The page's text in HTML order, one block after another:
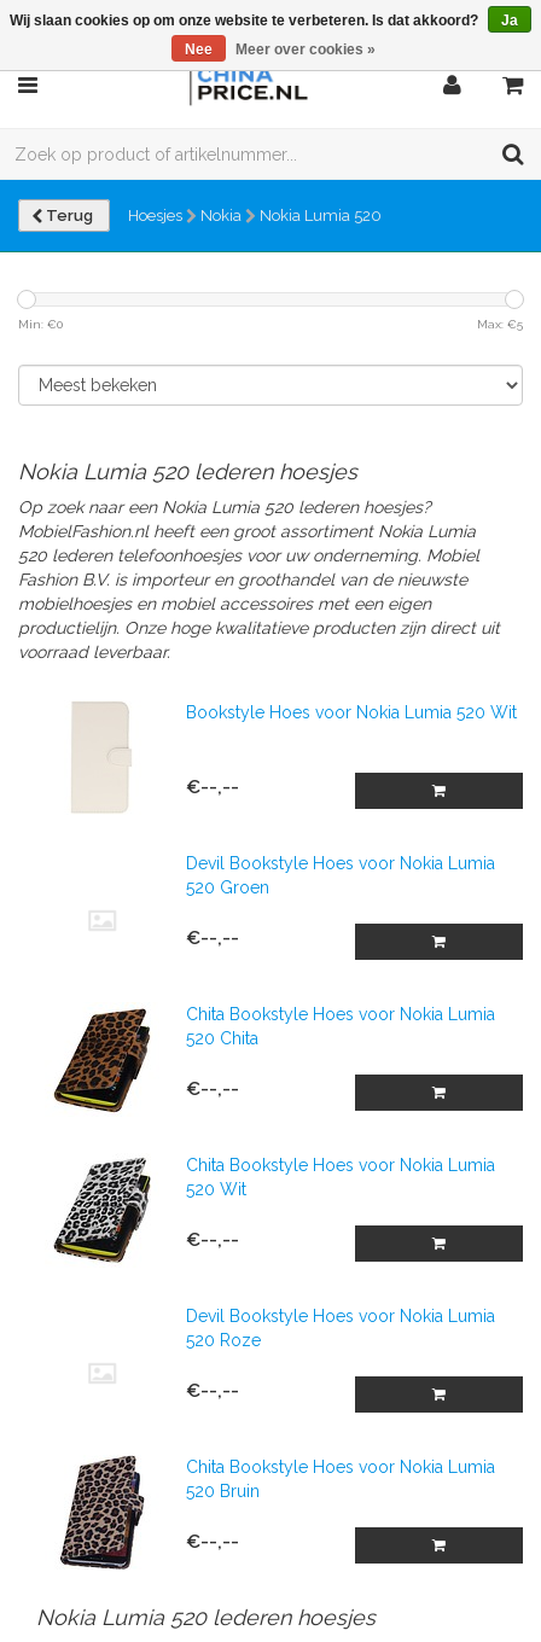
Terug Hoesjes Nokia Nokia Lumia 520
Min: €0 Max: €5
Nokia Lumia 520 lederen hoesjes
Op zoek naar een Nokia Lumia 520 lederen hoesjes?
MobielFashion.nl heeft een groot assortiment Nokia Lumia
520 lederen telefoonhoesjes voor uw onderneming. Mobiel
Fashion B.V. is importeur en groothandel van de nieuwste
mobielhoesjes en mobiel accessoires met een eigen
productielijn. Onze hoge kwalitatieve producten zijn direct uit
voorraad leverbaar.
Bookstyle Hoes voor Nokia Lumia 520 Wit
€--,--
Devil Bookstyle Hoes voor Nokia Lumia
520 Groen
€--,--
Chita Bookstyle Hoes voor Nokia Lumia
520 Chita
€--,--
Chita Bookstyle Hoes voor Nokia Lumia
520 Wit
€--,--
Devil Bookstyle Hoes voor Nokia Lumia
520 Roze
€--,--
Chita Bookstyle Hoes voor Nokia Lumia
520 Bruin
€--,--
Nokia Lumia 520 lederen hoesjes
Wij slaan cookies op om onze website te verbeteren. Is dat akkoord?
Ja
Nee
Meer over cookies »